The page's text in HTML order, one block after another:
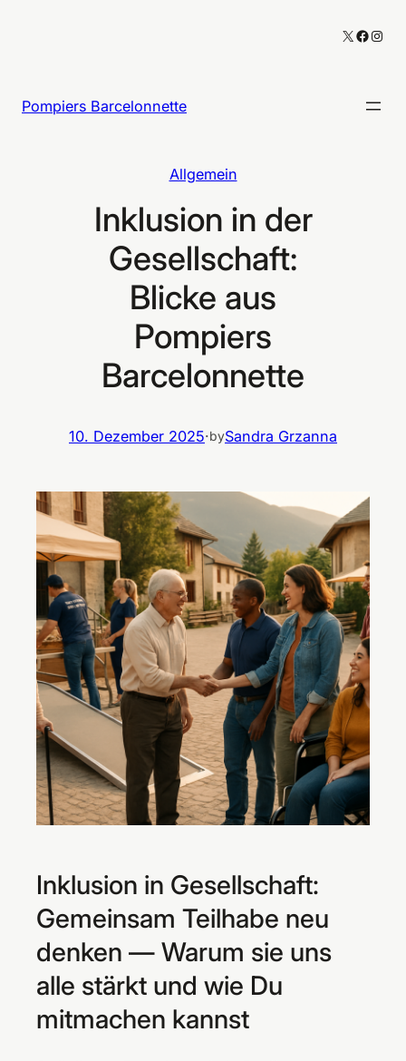
X
Pompiers Barcelonnette
Allgemein
Inklusion in der
Gesellschaft:
Blicke aus
Pompiers
Barcelonnette
10. Dezember 2025·bySandra Grzanna
Inklusion in Gesellschaft:
Gemeinsam Teilhabe neu
denken — Warum sie uns
alle stärkt und wie Du
mitmachen kannst